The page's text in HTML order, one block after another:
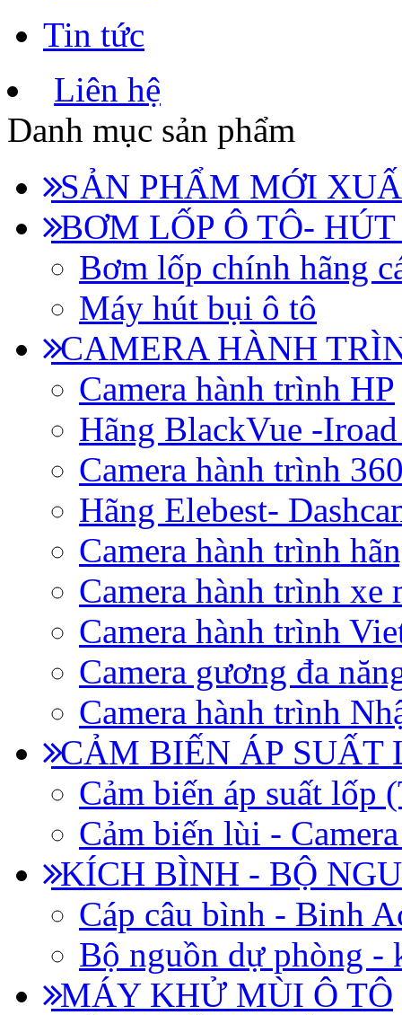
Tin tức
Liên hệ
Danh mục sản phẩm
SẢN PHẨM MỚI
BƠM LỐP Ô TÔ-
Bơm lốp chính hãng
Máy hút bụi ô tô
CAMERA HÀNH
Camera hành trình HP
Hãng BlackVue -
Camera hành trình
Hãng Elebest-
Camera hành trình
Camera hành trình xe
Camera hành trình
Camera gương đa
Camera hành trình
CẢM BIẾN ÁP SUẤT
Cảm biến áp suất lốp
Cảm biến lùi -
KÍCH BÌNH - BỘ
Cáp câu bình - Binh
Bộ nguồn dự phòng -
MÁY KHỬ MÙI Ô TÔ